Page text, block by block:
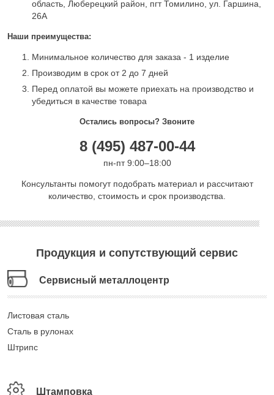
область, Люберецкий район, пгт Томилино, ул. Гаршина,
26А
Наши преимущества:
Минимальное количество для заказа - 1 изделие
Производим в срок от 2 до 7 дней
Перед оплатой вы можете приехать на производство и
убедиться в качестве товара
Остались вопросы? Звоните
8 (495) 487-00-44
пн-пт 9:00–18:00
Консультанты помогут подобрать материал и рассчитают
количество, стоимость и срок производства.
Продукция и сопутствующий сервис
Сервисный металлоцентр
Листовая сталь
Сталь в рулонах
Штрипс
Штамповка